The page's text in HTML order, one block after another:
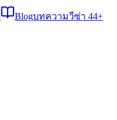
Blogบทความวีซ่า 44+